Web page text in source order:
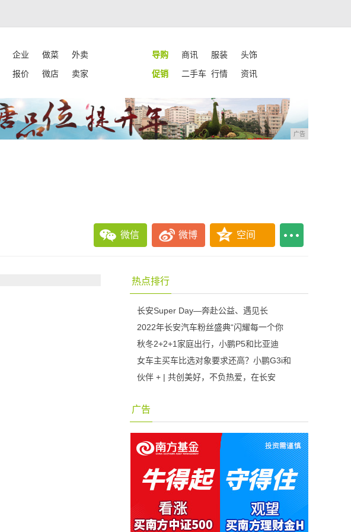
企业 做菜 外卖 导购 商讯 服装
头饰
报价 微店 卖家 促销 二手车 行情 资讯
广告
微信 微博 空间
热点排行
长安Super Day—奔赴公益、遇见长
2022年长安汽车粉丝盛典“闪耀每一个你
秋冬2+2+1家庭出行，小鹏P5和比亚迪
女车主买车比选对象要求还高？小鹏G3i和
伙伴 + | 共创美好，不负热爱，在长安
广告